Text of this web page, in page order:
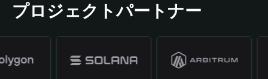
プロジェクトパートナー